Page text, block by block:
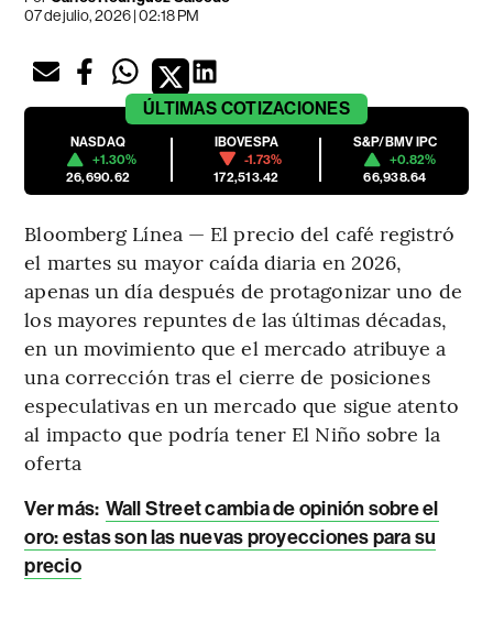
07 de julio, 2026 | 02:18 PM
ÚLTIMAS COTIZACIONES
NASDAQ
+1.30%
26,690.62
IBOVESPA
-1.73%
172,513.42
S&P/BMV IPC
+0.82%
66,938.64
Bloomberg Línea — El precio del café registró
el martes su mayor caída diaria en 2026,
apenas un día después de protagonizar uno de
los mayores repuntes de las últimas décadas,
en un movimiento que el mercado atribuye a
una corrección tras el cierre de posiciones
especulativas en un mercado que sigue atento
al impacto que podría tener El Niño sobre la
oferta
Ver más: Wall Street cambia de opinión sobre el
oro: estas son las nuevas proyecciones para su
precio